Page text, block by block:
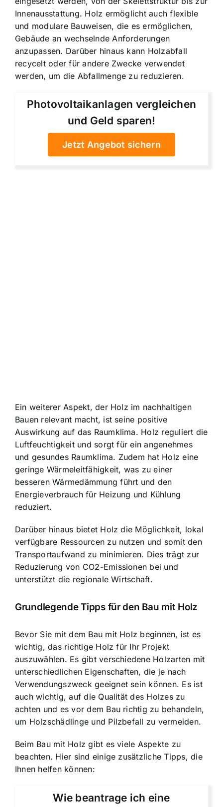
Innenausstattung. Holz ermöglicht auch flexible
und modulare Bauweisen, die es ermöglichen,
Gebäude an wechselnde Anforderungen
anzupassen. Darüber hinaus kann Holzabfall
recycelt oder für andere Zwecke verwendet
werden, um die Abfallmenge zu reduzieren.
Photovoltaikanlagen vergleichen
und Geld sparen!
Jetzt Angebot sichern
Ein weiterer Aspekt, der Holz im nachhaltigen
Bauen relevant macht, ist seine positive
Auswirkung auf das Raumklima. Holz reguliert die
Luftfeuchtigkeit und sorgt für ein angenehmes
und gesundes Raumklima. Zudem hat Holz eine
geringe Wärmeleitfähigkeit, was zu einer
besseren Wärmedämmung führt und den
Energieverbrauch für Heizung und Kühlung
reduziert.
Darüber hinaus bietet Holz die Möglichkeit, lokal
verfügbare Ressourcen zu nutzen und somit den
Transportaufwand zu minimieren. Dies trägt zur
Reduzierung von CO2-Emissionen bei und
unterstützt die regionale Wirtschaft.
Grundlegende Tipps für den Bau mit Holz
Bevor Sie mit dem Bau mit Holz beginnen, ist es
wichtig, das richtige Holz für Ihr Projekt
auszuwählen. Es gibt verschiedene Holzarten mit
unterschiedlichen Eigenschaften, die je nach
Verwendungszweck geeignet sein können. Es ist
auch wichtig, auf die Qualität des Holzes zu
achten und es vor dem Bau richtig zu behandeln,
um Holzschädlinge und Pilzbefall zu vermeiden.
Beim Bau mit Holz gibt es viele Aspekte zu
beachten. Hier sind einige zusätzliche Tipps, die
Ihnen helfen können:
Wie beantrage ich eine